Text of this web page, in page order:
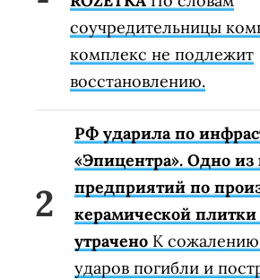
соучредительницы
комплекс не подлежит
восстановлению.
РФ ударила по
«Эпицентра». Одно
предприятий по
керамической
утрачено К
ударов погибли и